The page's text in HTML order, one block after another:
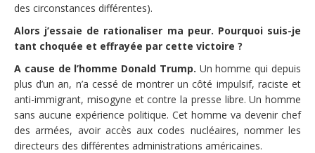
des circonstances différentes).
Alors j’essaie de rationaliser ma peur. Pourquoi suis-je
tant choquée et effrayée par cette victoire ?
A cause de l’homme Donald Trump. Un homme qui depuis
plus d’un an, n’a cessé de montrer un côté impulsif, raciste et
anti-immigrant, misogyne et contre la presse libre. Un homme
sans aucune expérience politique. Cet homme va devenir chef
des armées, avoir accès aux codes nucléaires, nommer les
directeurs des différentes administrations américaines.